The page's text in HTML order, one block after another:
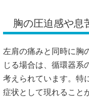
胸の圧迫感や息
左肩の痛みと同時に胸
じる場合は、循環器系
考えられています。特
症状として現れること